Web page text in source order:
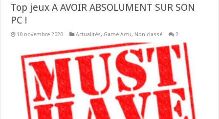
Top jeux A AVOIR ABSOLUMENT SUR SON
PC !
10 novembre 2020 Actualités, Game Actu, Non classé 2